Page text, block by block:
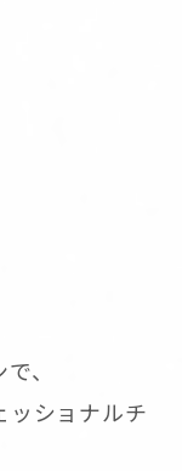
、
ッショナルチ